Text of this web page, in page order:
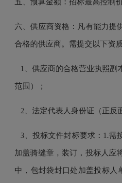
五、预算金额：招标最高控制
六 、供应商资格：凡有能力提
合格的供应商。需提交以下资
1、供应商的合格营业执照副
范围）；
2、法定代表人身份证（正反
3 、投标文件封标要求： 1.需
加盖骑缝章，装订，投标人应
中，包封袋封口处加盖投标人